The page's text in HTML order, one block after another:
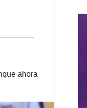
ahora